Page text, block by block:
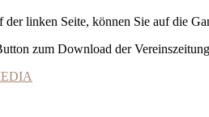
linken Seite, können Sie auf die
zum Download der